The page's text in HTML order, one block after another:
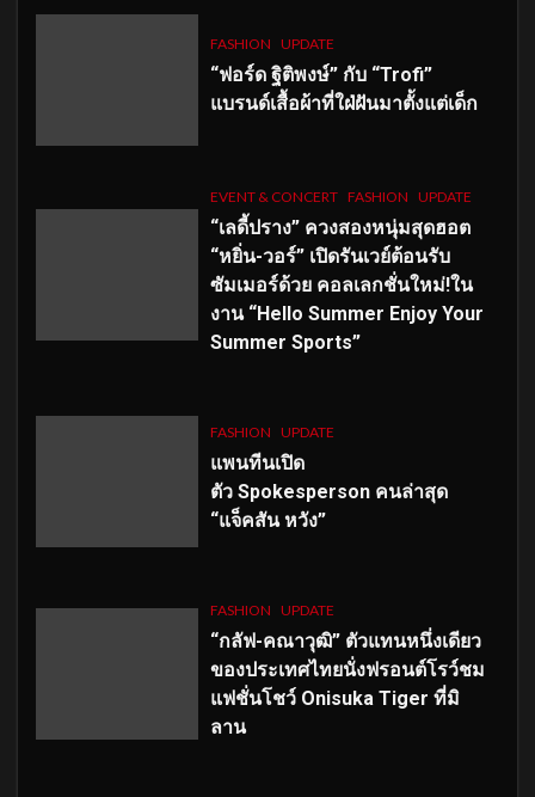
FASHION UPDATE
“ฟอร์ด ฐิติพงษ์” กับ “Trofi”
แบรนด์เสื้อผ้าที่ใฝ่ฝันมาตั้งแต่เด็ก
EVENT & CONCERT FASHION UPDATE
“เลดี้ปราง” ควงสองหนุ่มสุดฮอต
“หยิ่น-วอร์” เปิดรันเวย์ต้อนรับ
ซัมเมอร์ด้วย คอลเลกชั่นใหม่!ใน
งาน “Hello Summer Enjoy Your
Summer Sports”
FASHION UPDATE
แพนทีนเปิด
ตัว Spokesperson คนล่าสุด
“แจ็คสัน หวัง”
FASHION UPDATE
“กลัฟ-คณาวุฒิ” ตัวแทนหนึ่งเดียว
ของประเทศไทยนั่งฟรอนต์โรว์ชม
แฟชั่นโชว์ Onisuka Tiger ที่มิ
ลาน